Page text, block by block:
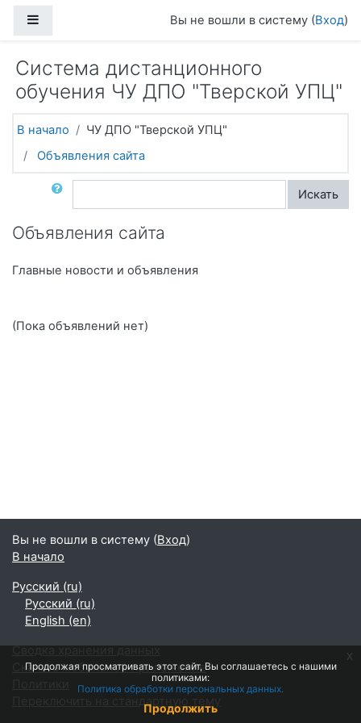
Вы не вошли в систему (Вход)
Система дистанционного
обучения ЧУ ДПО "Тверской УПЦ"
В начало
ЧУ ДПО "Тверской УПЦ"
Объявления сайта
Поиск по форумам Искать
Объявления сайта
Главные новости и объявления
(Пока объявлений нет)
Вы не вошли в систему (Вход)
В начало
Русский ‎(ru)‎
Русский ‎(ru)‎
English ‎(en)‎
Сводка хранения данных
Скачать мобильное приложение
Переключить на стандартную тему
Продолжая просматривать этот сайт, Вы соглашаетесь с нашими
политиками:
Политика обработки персональных данных.
Продолжить
x